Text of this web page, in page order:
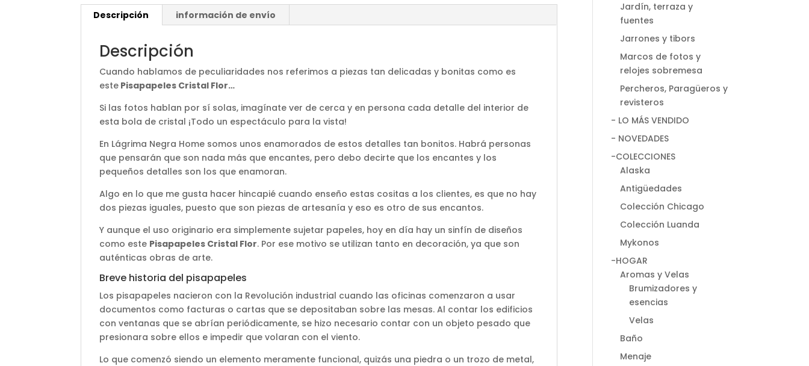
Descripción información de envío
Descripción
Cuando hablamos de peculiaridades nos referimos a piezas tan delicadas y bonitas como es
este Pisapapeles Cristal Flor…
Si las fotos hablan por sí solas, imagínate ver de cerca y en persona cada detalle del interior de
esta bola de cristal ¡Todo un espectáculo para la vista!
En Lágrima Negra Home somos unos enamorados de estos detalles tan bonitos. Habrá personas
que pensarán que son nada más que encantes, pero debo decirte que los encantes y los
pequeños detalles son los que enamoran.
Algo en lo que me gusta hacer hincapié cuando enseño estas cositas a los clientes, es que no hay
dos piezas iguales, puesto que son piezas de artesanía y eso es otro de sus encantos.
Y aunque el uso originario era simplemente sujetar papeles, hoy en día hay un sinfín de diseños
como este Pisapapeles Cristal Flor. Por ese motivo se utilizan tanto en decoración, ya que son
auténticas obras de arte.
Breve historia del pisapapeles
Los pisapapeles nacieron con la Revolución industrial cuando las oficinas comenzaron a usar
documentos como facturas o cartas que se depositaban sobre las mesas. Al contar los edificios
con ventanas que se abrían periódicamente, se hizo necesario contar con un objeto pesado que
presionara sobre ellos e impedir que volaran con el viento.
Lo que comenzó siendo un elemento meramente funcional, quizás una piedra o un trozo de metal,
Jardín, terraza y
fuentes
Jarrones y tibors
Marcos de fotos y
relojes sobremesa
Percheros, Paragüeros y
revisteros
- LO MÁS VENDIDO
- NOVEDADES
-COLECCIONES
Alaska
Antigüedades
Colección Chicago
Colección Luanda
Mykonos
-HOGAR
Aromas y Velas
Brumizadores y
esencias
Velas
Baño
Menaje